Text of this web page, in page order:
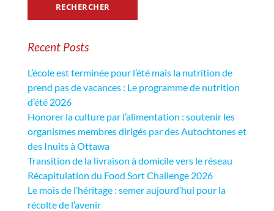
Recent Posts
L’école est terminée pour l’été mais la nutrition de
prend pas de vacances : Le programme de nutrition
d’été 2026
Honorer la culture par l’alimentation : soutenir les
organismes membres dirigés par des Autochtones et
des Inuits à Ottawa
Transition de la livraison à domicile vers le réseau
Récapitulation du Food Sort Challenge 2026
Le mois de l’héritage : semer aujourd’hui pour la
récolte de l’avenir